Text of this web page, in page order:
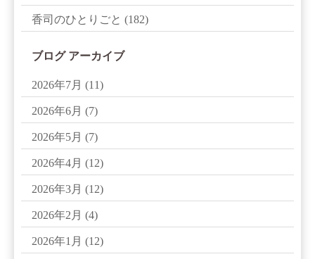
香司のひとりごと (182)
ブログ アーカイブ
2026年7月 (11)
2026年6月 (7)
2026年5月 (7)
2026年4月 (12)
2026年3月 (12)
2026年2月 (4)
2026年1月 (12)